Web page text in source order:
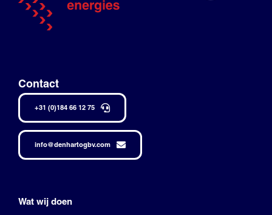
Contact
+31 (0)184 66 12 75
info@denhartogbv.com
Wat wij doen